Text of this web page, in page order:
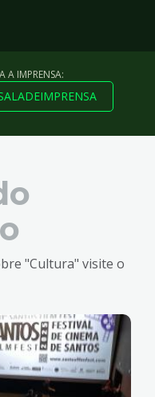
A IMPRENSA:
"Cultura" visite o